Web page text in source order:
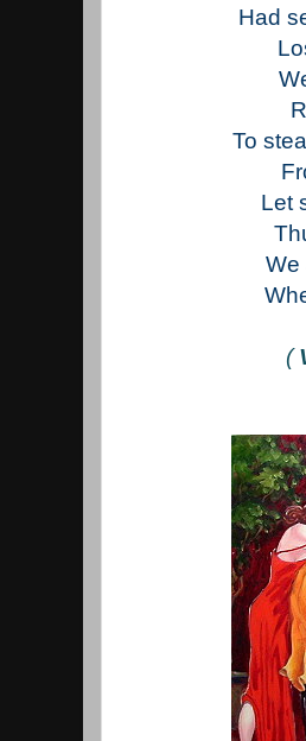
Had
To
Let
We
(